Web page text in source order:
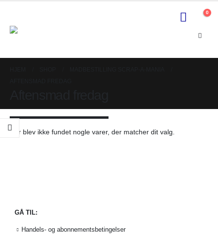
0
Der blev ikke fundet nogle varer, der matcher dit valg.
GÅ TIL:
Handels- og abonnementsbetingelser